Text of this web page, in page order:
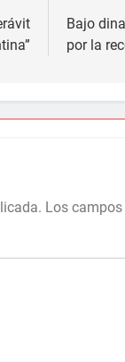
Bajo
por la
Los